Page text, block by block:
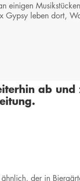
einigen
leben dort,
ab und
.
der in